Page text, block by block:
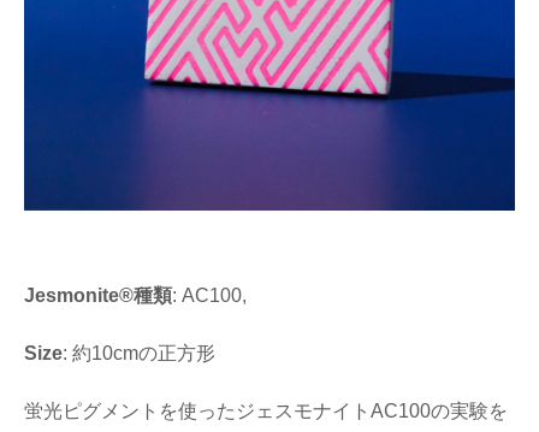
Jesmonite®種類: AC100,
Size: 約10cmの正方形
蛍光ピグメントを使ったジェスモナイトAC100の実験を